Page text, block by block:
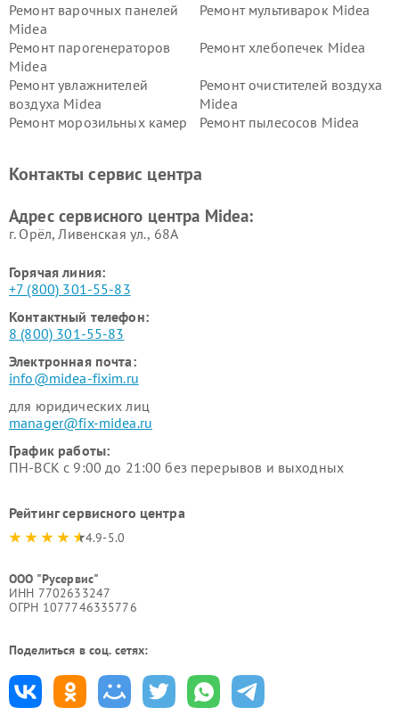
Ремонт варочных панелей
Midea
Ремонт мультиварок Midea
Ремонт парогенераторов
Midea
Ремонт хлебопечек Midea
Ремонт увлажнителей
воздуха Midea
Ремонт очистителей воздуха
Midea
Ремонт морозильных камер
Ремонт пылесосов Midea
пылесосов Midea
Midea
Контакты сервис центра
Адрес сервисного центра Midea:
г. Орёл, Ливенская ул., 68А
Горячая линия:
+7 (800) 301-55-83
Контактный телефон:
8 (800) 301-55-83
Электронная почта:
info@midea-fixim.ru
для юридических лиц
manager@fix-midea.ru
График работы:
ПН-ВСК с 9:00 до 21:00 без перерывов и выходных
Рейтинг сервисного центра
4.9-5.0
ООО "Русервис"
ИНН 7702633247
ОГРН 1077746335776
Поделиться в соц. сетях: